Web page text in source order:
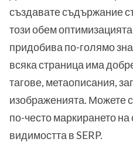
създавате съдържание
този обем
придобива по-голямо
всяка страница има
тагове, метаописания,
изображенията. Можете
по-често маркирането
видимостта в SERP.